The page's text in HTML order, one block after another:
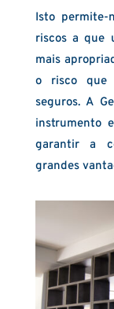
Isto permite-
riscos a que
mais
o risco que
seguros. A
instrumento
garantir a
grandes